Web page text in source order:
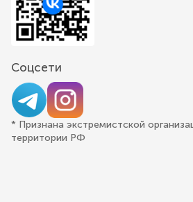
Соцсети
* Признана экстремистской
территории РФ